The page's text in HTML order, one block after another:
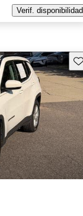
Verif. disponibilidad